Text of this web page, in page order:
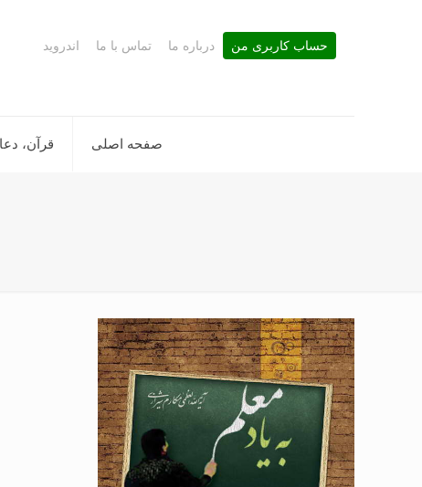
صفحه اصلی قرآن،
حساب کاربری من درباره ما تماس با ما اندروید